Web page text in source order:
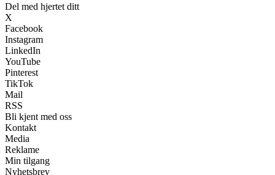
Del med hjertet ditt
X
Facebook
Instagram
LinkedIn
YouTube
Pinterest
TikTok
Mail
RSS
Bli kjent med oss
Kontakt
Media
Reklame
Min tilgang
Nyhetsbrev